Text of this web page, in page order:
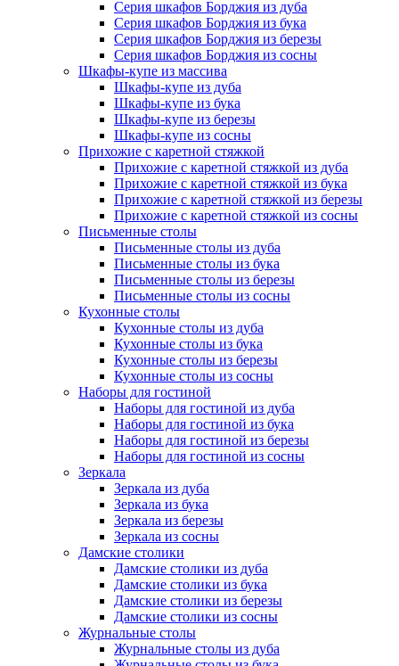
Серия шкафов Борджия из дуба
Серия шкафов Борджия из бука
Серия шкафов Борджия из березы
Серия шкафов Борджия из сосны
Шкафы-купе из массива
Шкафы-купе из дуба
Шкафы-купе из бука
Шкафы-купе из березы
Шкафы-купе из сосны
Прихожие с каретной стяжкой
Прихожие с каретной стяжкой из дуба
Прихожие с каретной стяжкой из бука
Прихожие с каретной стяжкой из березы
Прихожие с каретной стяжкой из сосны
Письменные столы
Письменные столы из дуба
Письменные столы из бука
Письменные столы из березы
Письменные столы из сосны
Кухонные столы
Кухонные столы из дуба
Кухонные столы из бука
Кухонные столы из березы
Кухонные столы из сосны
Наборы для гостиной
Наборы для гостиной из дуба
Наборы для гостиной из бука
Наборы для гостиной из березы
Наборы для гостиной из сосны
Зеркала
Зеркала из дуба
Зеркала из бука
Зеркала из березы
Зеркала из сосны
Дамские столики
Дамские столики из дуба
Дамские столики из бука
Дамские столики из березы
Дамские столики из сосны
Журнальные столы
Журнальные столы из дуба